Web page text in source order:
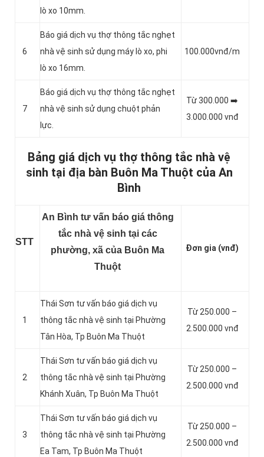
lò xo 10mm.
6
Báo giá dịch vụ thợ thông tắc nghẹt
nhà vệ sinh sử dụng máy lò xo, phi
lò xo 16mm.
100.000vnđ/m
7
Báo giá dịch vụ thợ thông tắc nghẹt
nhà vệ sinh sử dụng chuột phản
lực.
Từ 300.000 ➡️
3.000.000 vnđ
Bảng giá dịch vụ thợ thông tắc nhà vệ
sinh tại địa bàn Buôn Ma Thuột của An
Bình
STT
An Bình tư vấn báo giá thông
tắc nhà vệ sinh tại các
phường, xã của Buôn Ma
Thuột
Đơn gia (vnđ)
1
Thái Sơn tư vấn báo giá dịch vụ
thông tắc nhà vệ sinh tại Phường
Tân Hòa, Tp Buôn Ma Thuột
Từ 250.000 –
2.500.000 vnđ
2
Thái Sơn tư vấn báo giá dịch vụ
thông tắc nhà vệ sinh tại Phường
Khánh Xuân, Tp Buôn Ma Thuột
Từ 250.000 –
2.500.000 vnđ
3
Thái Sơn tư vấn báo giá dịch vụ
thông tắc nhà vệ sinh tại Phường
Ea Tam, Tp Buôn Ma Thuột
Từ 250.000 –
2.500.000 vnđ